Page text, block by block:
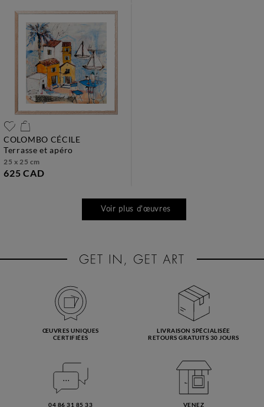
COLOMBO CÉCILE
terrasse et apéro
25 x 25 cm
625 CAD
Voir plus d'œuvres
ŒUVRES UNIQUES
CERTIFIÉES
LIVRAISON SPÉCIALISÉE
RETOURS GRATUITS 30 JOURS
04 86 31 85 33
VENEZ